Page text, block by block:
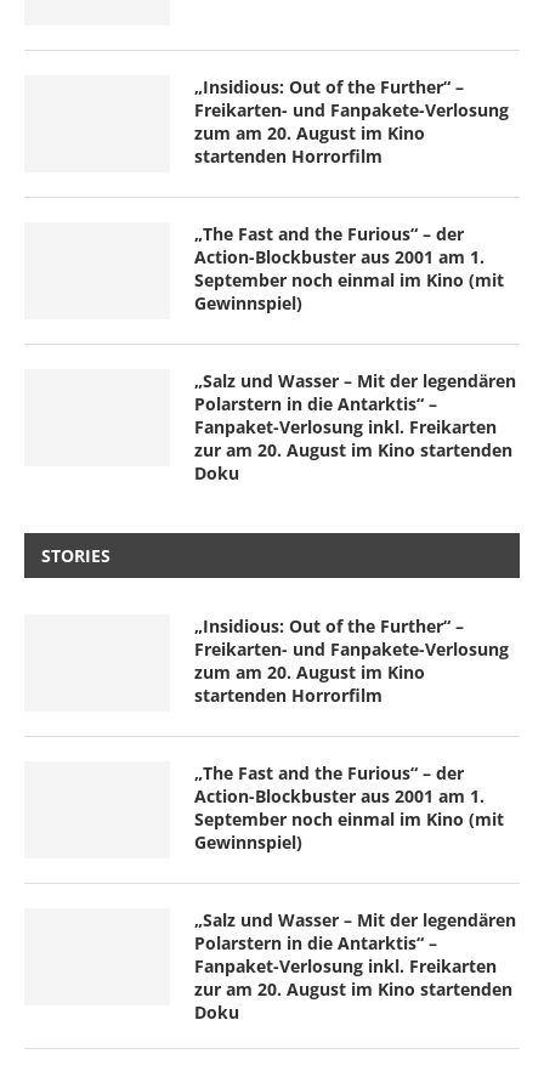
„Insidious: Out of the Further“ –
Freikarten- und Fanpakete-Verlosung
zum am 20. August im Kino
startenden Horrorfilm
„The Fast and the Furious“ – der
Action-Blockbuster aus 2001 am 1.
September noch einmal im Kino (mit
Gewinnspiel)
„Salz und Wasser – Mit der legendären
Polarstern in die Antarktis“ –
Fanpaket-Verlosung inkl. Freikarten
zur am 20. August im Kino startenden
Doku
STORIES
„Insidious: Out of the Further“ –
Freikarten- und Fanpakete-Verlosung
zum am 20. August im Kino
startenden Horrorfilm
„The Fast and the Furious“ – der
Action-Blockbuster aus 2001 am 1.
September noch einmal im Kino (mit
Gewinnspiel)
„Salz und Wasser – Mit der legendären
Polarstern in die Antarktis“ –
Fanpaket-Verlosung inkl. Freikarten
zur am 20. August im Kino startenden
Doku